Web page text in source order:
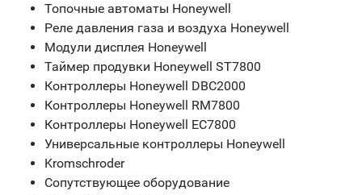
Топочные автоматы Honeywell
Реле давления газа и воздуха Honeywell
Модули дисплея Honeywell
Таймер продувки Honeywell ST7800
Контроллеры Honeywell DBC2000
Контроллеры Honeywell RM7800
Контроллеры Honeywell EC7800
Универсальные контроллеры Honeywell
Kromschroder
Сопутствующее оборудование